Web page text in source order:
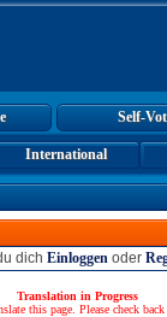
Self-
International
dich Einloggen oder
Translation in Progress
this page. Please check